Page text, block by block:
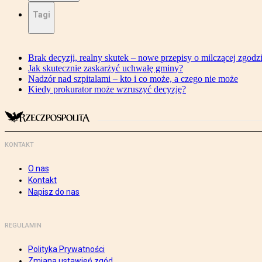
Tagi
Brak decyzji, realny skutek – nowe przepisy o milczącej
Jak skutecznie zaskarżyć uchwałę gminy?
Nadzór nad szpitalami – kto i co może, a czego nie może
Kiedy prokurator może wzruszyć decyzję?
KONTAKT
O nas
Kontakt
Napisz do nas
REGULAMIN
Polityka Prywatności